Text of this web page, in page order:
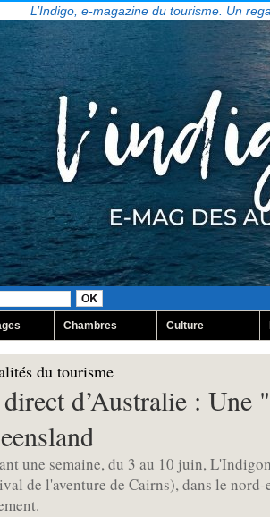
L’Indigo, e-magazine du tourisme. Un
Chambres Culture
du tourisme
d’Australie : Une
une semaine, du 3 au 10 juin,
de l'aventure de Cairns), dans le